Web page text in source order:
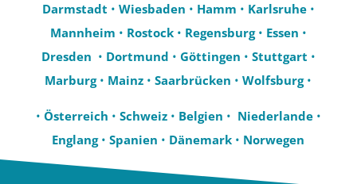
Darmstadt • Wiesbaden • Hamm • Karlsruhe•
Mannheim • Rostock• Regensburg• Essen •
Dresden • Dortmund • Göttingen • Stuttgart •
Marburg• Mainz •Saarbrücken •Wolfsburg•
• Österreich • Schweiz• Belgien • Niederlande•
Englang•Spanien • Dänemark • Norwegen